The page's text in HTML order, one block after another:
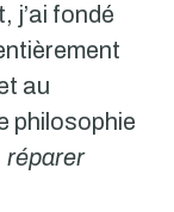
j’ai fondé
au
philosophie
réparer